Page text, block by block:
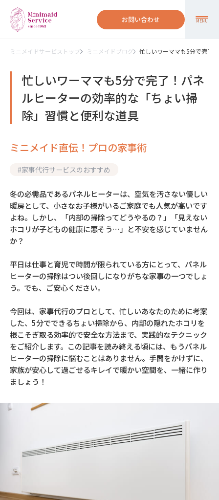
お問い合わせ MENU
ミニメイドサービストップ ミニメイドブログ 忙しいワーママも5分で完了
忙しいワーママも5分で完了！パネ
ルヒーターの効率的な「ちょい掃
除」習慣と便利な道具
ミニメイド直伝！プロの家事術
#家事代行サービスのおすすめ
冬の必需品であるパネルヒーターは、空気を汚さない優しい
暖房として、小さなお子様がいるご家庭でも人気が高いです
よね。しかし、「内部の掃除ってどうやるの？」「見えない
ホコリが子どもの健康に悪そう…」と不安を感じていません
か？
平日は仕事と育児で時間が限られている方にとって、パネル
ヒーターの掃除はつい後回しになりがちな家事の一つでしょ
う。でも、ご安心ください。
今回は、家事代行のプロとして、忙しいあなたのために考案
した、5分でできるちょい掃除から、内部の隠れたホコリを
根こそぎ取る効率的で安全な方法まで、実践的なテクニック
をご紹介します。この記事を読み終える頃には、もうパネル
ヒーターの掃除に悩むことはありません。手間をかけずに、
家族が安心して過ごせるキレイで暖かい空間を、一緒に作り
ましょう！